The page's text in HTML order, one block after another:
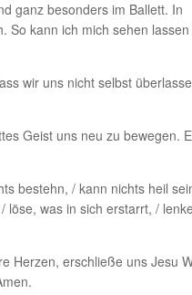
ganz besonders im Ballett. In
So kann ich mich sehen lassen
wir uns nicht selbst
Geist uns neu zu bewegen.
bestehn, / kann nichts heil
löse, was in sich erstarrt, /
Herzen, erschließe uns Jesu